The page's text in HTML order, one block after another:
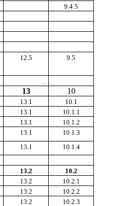
9.4.5
9.5
12.5
.
10
13
10.1
13.1
10.1.1
13.1
10.1.2
13.1
10.1.3
13.1
10.1.4
13.1
10.2
13.2
10.2.1
13.2
10.2.2
13.2
10.2.3
13.2